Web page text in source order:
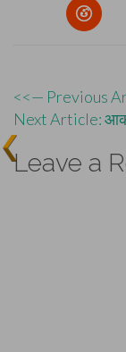
Post
<<— Previous
Next Article:
Leave a